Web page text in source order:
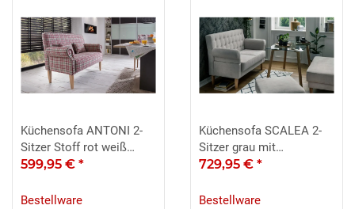
Küchensofa ANTONI 2-
Sitzer Stoff rot weiß
kariert inkl. Kissen
599,95 € *
Bestellware
Küchensofa SCALEA 2-
Sitzer grau mit
Armlehnverstellung und
729,95 € *
Bestellware